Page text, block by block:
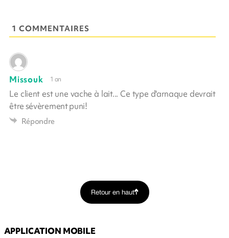
1 COMMENTAIRES
Missouk 1 an
Le client est une vache à lait... Ce type d'arnaque devrait
être sévèrement puni!
Répondre
Retour en haut
APPLICATION MOBILE